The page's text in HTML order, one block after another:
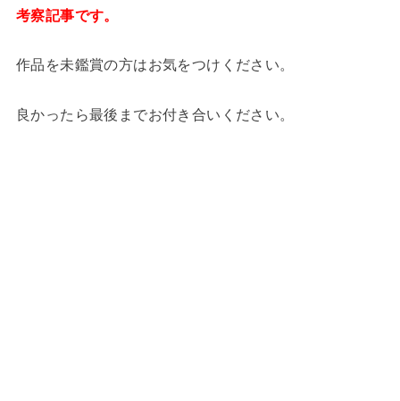
考察記事です。
作品を未鑑賞の方はお気をつけください。
良かったら最後までお付き合いください。